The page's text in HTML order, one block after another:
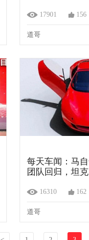
17901 156
道哥
每天车闻：马
团队回归，坦
16310 162
道哥